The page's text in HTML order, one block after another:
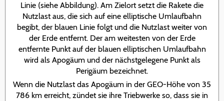
Linie (siehe Abbildung). Am Zielort setzt die Rakete die
Nutzlast aus, die sich auf eine elliptische Umlaufbahn
begibt, der blauen Linie folgt und die Nutzlast weiter von
der Erde entfernt. Der am weitesten von der Erde
entfernte Punkt auf der blauen elliptischen Umlaufbahn
wird als Apogäum und der nächstgelegene Punkt als
Perigäum bezeichnet.
Wenn die Nutzlast das Apogäum in der GEO-Höhe von 35
786 km erreicht, zündet sie ihre Triebwerke so, dass sie in